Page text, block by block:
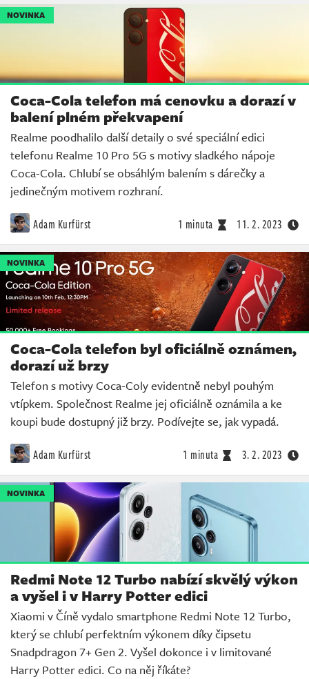
NOVINKA
Coca-Cola telefon má cenovku a dorazí v
balení plném překvapení
Realme poodhalilo další detaily o své speciální edici
telefonu Realme 10 Pro 5G s motivy sladkého nápoje
Coca-Cola. Chlubí se obsáhlým balením s dárečky a
jedinečným motivem rozhraní.
Adam Kurfürst 1 minuta 11. 2. 2023
NOVINKA
Coca-Cola telefon byl oficiálně oznámen,
dorazí už brzy
Telefon s motivy Coca-Coly evidentně nebyl pouhým
vtípkem. Společnost Realme jej oficiálně oznámila a ke
koupi bude dostupný již brzy. Podívejte se, jak vypadá.
Adam Kurfürst 1 minuta 3. 2. 2023
NOVINKA
Redmi Note 12 Turbo nabízí skvělý výkon
a vyšel i v Harry Potter edici
Xiaomi v Číně vydalo smartphone Redmi Note 12 Turbo,
který se chlubí perfektním výkonem díky čipsetu
Snadpdragon 7+ Gen 2. Vyšel dokonce i v limitované
Harry Potter edici. Co na něj říkáte?